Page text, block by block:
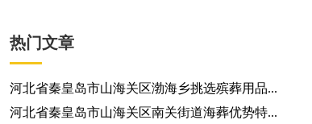
热门文章
河北省秦皇岛市山海关区渤海乡挑选殡葬用品...
河北省秦皇岛市山海关区南关街道海葬优势特...